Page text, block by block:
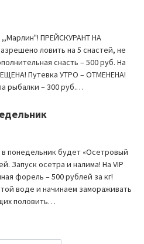
ПРЕЙСКУРАНТ НА
ловить на 5 снастей, не
снасть – 500 руб. На
Путевка УТРО – ОТМЕНЕНА!
рыбалки – 300 руб.…
понедельник будет «Осетровый
Запуск осетра и налима! На VIP
форель – 500 рублей за кг!
воде и начинаем замораживать
половить…